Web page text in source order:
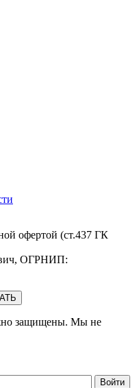
офертой (ст.437 ГК
ОГРНИП:
защищены. Мы не